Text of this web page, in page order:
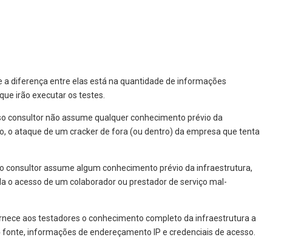
a diferença entre elas está na quantidade de informações
irão executar os testes.
consultor não assume qualquer conhecimento prévio da
o ataque de um cracker de fora (ou dentro) da empresa que tenta
consultor assume algum conhecimento prévio da infraestrutura,
o acesso de um colaborador ou prestador de serviço mal-
aos testadores o conhecimento completo da infraestrutura a
informações de endereçamento IP e credenciais de acesso.